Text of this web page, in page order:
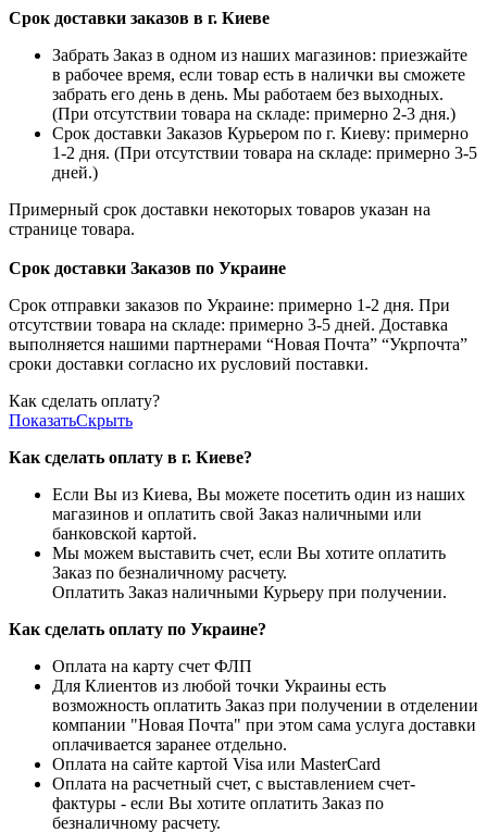
Срок доставки заказов в г. Киеве
Забрать Заказ в одном из наших магазинов: приезжайте
в рабочее время, если товар есть в налички вы сможете
забрать его день в день. Мы работаем без выходных.
(При отсутствии товара на складе: примерно 2-3 дня.)
Срок доставки Заказов Курьером по г. Киеву: примерно
1-2 дня. (При отсутствии товара на складе: примерно 3-5
дней.)
Примерный срок доставки некоторых товаров указан на
странице товара.
Срок доставки Заказов по Украине
Срок отправки заказов по Украине: примерно 1-2 дня. При
отсутствии товара на складе: примерно 3-5 дней. Доставка
выполняется нашими партнерами “Новая Почта” “Укрпочта”
сроки доставки согласно их русловий поставки.
Как сделать оплату?
ПоказатьСкрыть
Как сделать оплату в г. Киеве?
Если Вы из Киева, Вы можете посетить один из наших
магазинов и оплатить свой Заказ наличными или
банковской картой.
Мы можем выставить счет, если Вы хотите оплатить
Заказ по безналичному расчету.
Оплатить Заказ наличными Курьеру при получении.
Как сделать оплату по Украине?
Оплата на карту счет ФЛП
Для Клиентов из любой точки Украины есть
возможность оплатить Заказ при получении в отделении
компании "Новая Почта" при этом сама услуга доставки
оплачивается заранее отдельно.
Оплата на сайте картой Visa или MasterCard
Оплата на расчетный счет, с выставлением счет-
фактуры - если Вы хотите оплатить Заказ по
безналичному расчету.